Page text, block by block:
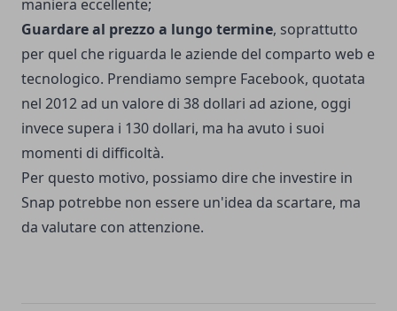
maniera eccellente;
Guardare al prezzo a lungo termine, soprattutto
per quel che riguarda le aziende del comparto web e
tecnologico. Prendiamo sempre Facebook, quotata
nel 2012 ad un valore di 38 dollari ad azione, oggi
invece supera i 130 dollari, ma ha avuto i suoi
momenti di difficoltà.
Per questo motivo, possiamo dire che investire in
Snap potrebbe non essere un'idea da scartare, ma
da valutare con attenzione.